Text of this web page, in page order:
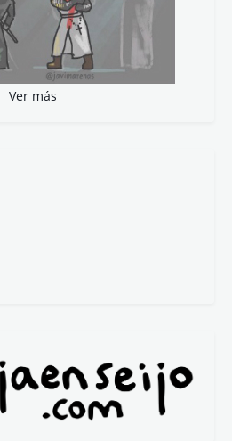
Ver más